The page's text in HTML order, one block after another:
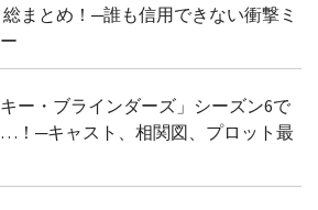
まとめ！─誰も信用できない衝撃ミ
キー・ブラインダーズ」シーズン6で
！─キャスト、相関図、プロット最